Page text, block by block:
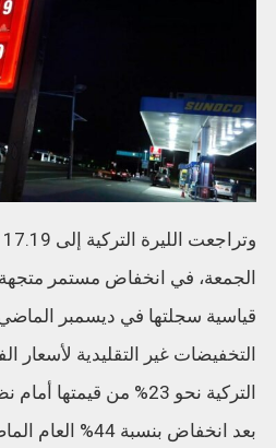
الجمعة، في انخفاض مستمر
قياسية سجلتها في ديسمبر
التخفيضات غير التقليدية لأسعار
التركية نحو 23% من
بعد انخفاض بنسبة 44% العام الماضي.